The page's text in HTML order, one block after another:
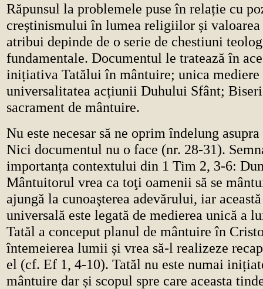
Răpunsul la problemele puse în relație cu
creștinismului în lumea religiilor și valoarea
atribui depinde de o serie de chestiuni
fundamentale. Documentul le tratează în
inițiativa Tatălui în mântuire; unica
universalitatea acțiunii Duhului Sfânt;
sacrament de mântuire.
Nu este necesar să ne oprim îndelung
Nici documentul nu o face (nr. 28-31).
importanța contextului din 1 Tim 2, 3-6:
Mântuitorul vrea ca toţi oamenii să se
ajungă la cunoaşterea adevărului, iar
universală este legată de medierea unică a
Tatăl a conceput planul de mântuire în
întemeierea lumii și vrea să-l realizeze
el (cf. Ef 1, 4-10). Tatăl nu este numai
mântuire dar și scopul spre care aceasta